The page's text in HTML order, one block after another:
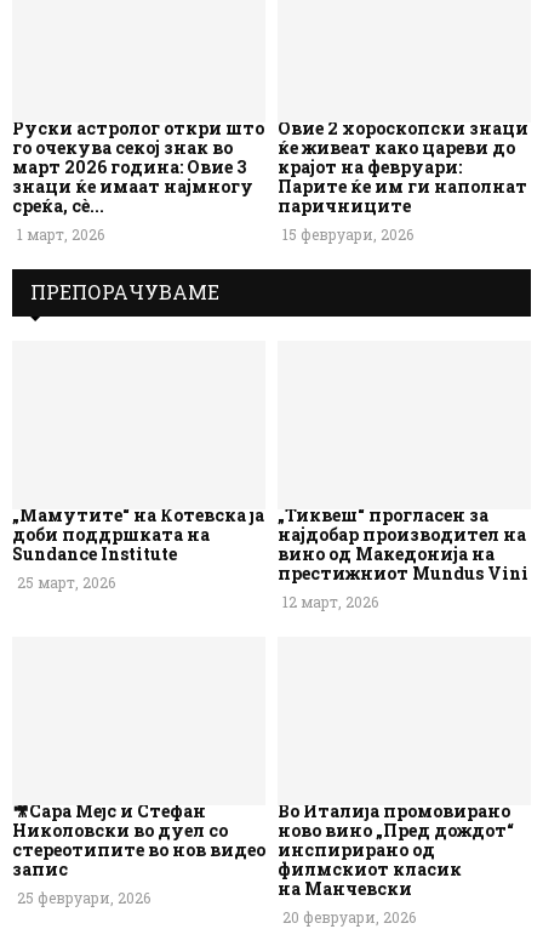
Руски астролог откри што
го очекува секој знак во
март 2026 година: Овие 3
знаци ќе имаат најмногу
среќа, сè...
1 март, 2026
Овие 2 хороскопски знаци
ќе живеат како цареви до
крајот на февруари:
Парите ќе им ги наполнат
паричниците
15 февруари, 2026
ПРЕПОРАЧУВАМЕ
„Мамутите“ на Котевска ја
доби поддршката на
Sundance Institute
25 март, 2026
„Тиквеш“ прогласен за
најдобар производител на
вино од Македонија на
престижниот Mundus Vini
12 март, 2026
🎥Сара Мејс и Стефан
Николовски во дуел со
стереотипите во нов видео
запис
25 февруари, 2026
Во Италија промовирано
ново вино „Пред дождот“
инспирирано од
филмскиот класик
на Манчевски
20 февруари, 2026